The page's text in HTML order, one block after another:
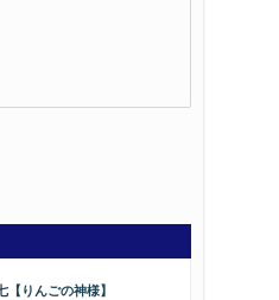
【りんごの神様】